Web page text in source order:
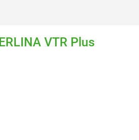
VTR Plus